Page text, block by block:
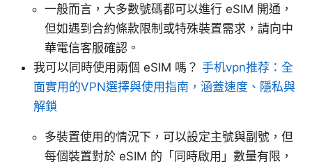
一般而言，大多數號碼都可以進行 eSIM 開通，
但如遇到合約條款限制或特殊裝置需求，請向中
華電信客服確認。
我可以同時使用兩個 eSIM 嗎？ 手机vpn推荐：全
面實用的VPN選擇與使用指南，涵蓋速度、隱私與
解鎖
多裝置使用的情況下，可以設定主號與副號，但
每個裝置對於 eSIM 的「同時啟用」數量有限，